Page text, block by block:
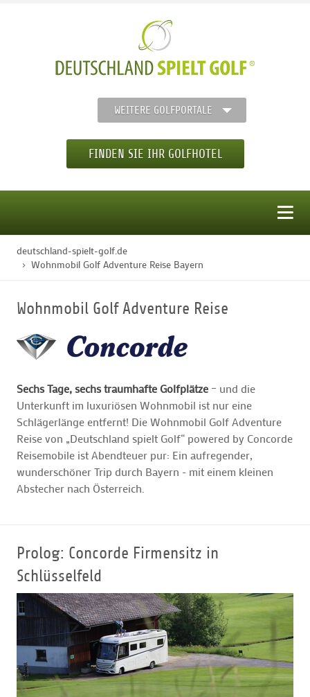
WEITERE GOLFPORTALE
FINDEN SIE IHR GOLFHOTEL
STARTSEITE
GOLFHOTELS
GOLFARRANGEMENTS
GOLF CARD
GOLF & WOMO
MALLORCA GOLFWOCHE
deutschland-spielt-golf.de
Wohnmobil Golf Adventure Reise Bayern
Wohnmobil Golf Adventure Reise
Sechs Tage, sechs traumhafte Golfplätze – und die
Unterkunft im luxuriösen Wohnmobil ist nur eine
Schlägerlänge entfernt! Die Wohnmobil Golf Adventure
Reise von „Deutschland spielt Golf“ powered by Concorde
Reisemobile ist Abendteuer pur: Ein aufregender,
wunderschöner Trip durch Bayern - mit einem kleinen
Abstecher nach Österreich.
Prolog: Concorde Firmensitz in
Schlüsselfeld